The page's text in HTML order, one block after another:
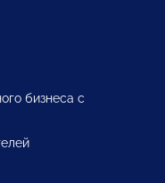
бизнеса с